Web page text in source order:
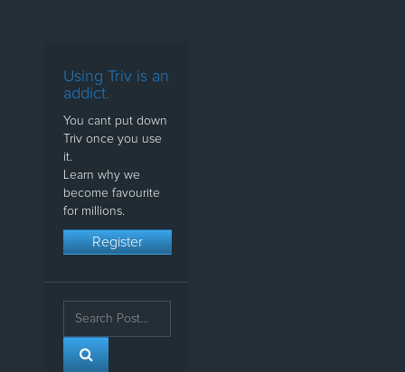
Using Triv is an
addict.
You cant put down
Triv once you use
it.
Learn why we
become favourite
for millions.
Register